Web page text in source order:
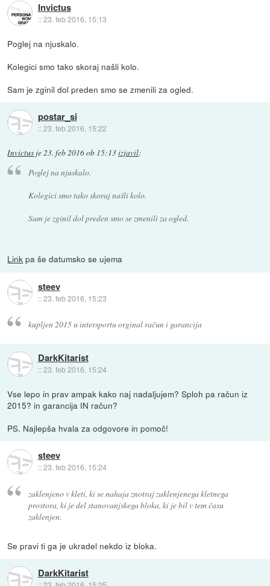
Invictus
::23. feb 2016, 15:13
Poglej na njuskalo.
Kolegici smo tako skoraj našli kolo.
Sam je zginil dol preden smo se zmenili za ogled.
postar_si
::23. feb 2016, 15:22
Invictus je23. feb 2016 ob 15:13izjavil:
Poglej na njuskalo.
Kolegici smo tako skoraj našli kolo.
Sam je zginil dol preden smo se zmenili za ogled.
Link pa še datumsko se ujema
steev
::23. feb 2016, 15:23
kupljen 2015 u intersportu orginal račun i garancija
DarkKitarist
::23. feb 2016, 15:24
Vse lepo in prav ampak kako naj nadaljujem? Sploh pa račun iz
2015? in garancija IN račun?
PS. Najlepša hvala za odgovore in pomoč!
steev
::23. feb 2016, 15:24
zaklenjeno v kleti, ki se nahaja znotraj zaklenjenega kletnega
prostora, ki je del stanovanjskega bloka, ki je bil v tem času
zaklenjen.
Se pravi ti ga je ukradel nekdo iz bloka.
DarkKitarist